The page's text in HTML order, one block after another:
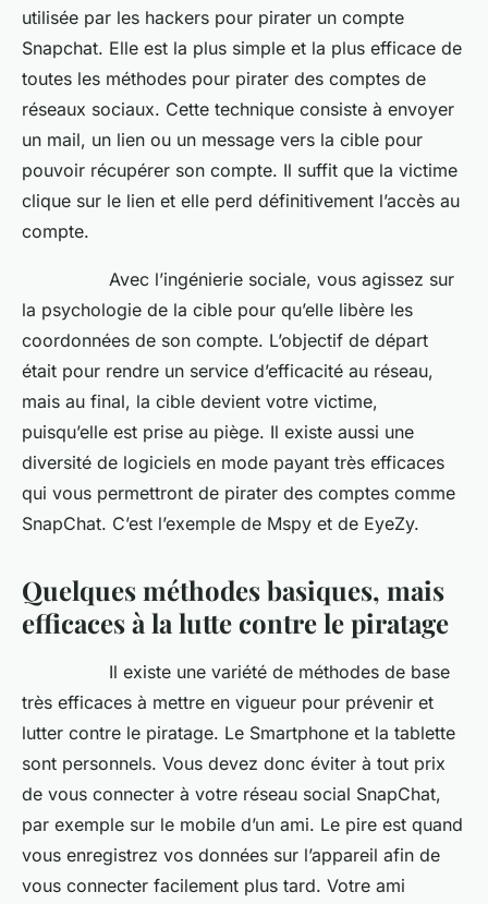
utilisée par les hackers pour pirater un compte
Snapchat. Elle est la plus simple et la plus efficace de
toutes les méthodes pour pirater des comptes de
réseaux sociaux. Cette technique consiste à envoyer
un mail, un lien ou un message vers la cible pour
pouvoir récupérer son compte. Il suffit que la victime
clique sur le lien et elle perd définitivement l’accès au
compte.
Avec l’ingénierie sociale, vous agissez sur
la psychologie de la cible pour qu’elle libère les
coordonnées de son compte. L’objectif de départ
était pour rendre un service d’efficacité au réseau,
mais au final, la cible devient votre victime,
puisqu’elle est prise au piège. Il existe aussi une
diversité de logiciels en mode payant très efficaces
qui vous permettront de pirater des comptes comme
SnapChat. C’est l’exemple de Mspy et de EyeZy.
Quelques méthodes basiques, mais
efficaces à la lutte contre le piratage
Il existe une variété de méthodes de base
très efficaces à mettre en vigueur pour prévenir et
lutter contre le piratage. Le Smartphone et la tablette
sont personnels. Vous devez donc éviter à tout prix
de vous connecter à votre réseau social SnapChat,
par exemple sur le mobile d’un ami. Le pire est quand
vous enregistrez vos données sur l’appareil afin de
vous connecter facilement plus tard. Votre ami